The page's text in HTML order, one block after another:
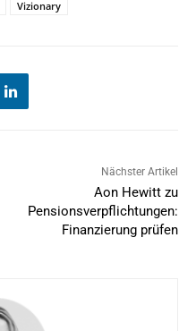
Vizionary
Nächster Artikel
Aon Hewitt zu
Pensionsverpflichtungen:
Finanzierung prüfen